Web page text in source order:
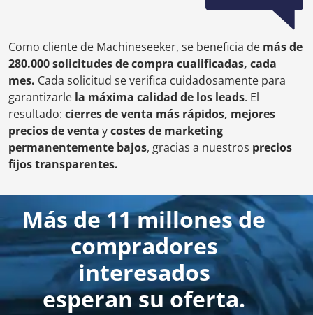
Como cliente de Machineseeker, se beneficia de más de
280.000 solicitudes de compra cualificadas, cada
mes. Cada solicitud se verifica cuidadosamente para
garantizarle la máxima calidad de los leads. El
resultado: cierres de venta más rápidos, mejores
precios de venta ycostes de marketing
permanentemente bajos, gracias a nuestros precios
fijos transparentes.
Más de 11 millones de
compradores
interesados
esperan su oferta.